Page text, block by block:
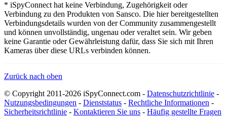
* iSpyConnect hat keine Verbindung, Zugehörigkeit oder
Verbindung zu den Produkten von Sansco. Die hier bereitgestellten
Verbindungsdetails wurden von der Community zusammengestellt
und können unvollständig, ungenau oder veraltet sein. Wir geben
keine Garantie oder Gewährleistung dafür, dass Sie sich mit Ihren
Kameras über diese URLs verbinden können.
Zurück nach oben
© Copyright 2011-2026 iSpyConnect.com - Datenschutzrichtlinie -
Nutzungsbedingungen - Dienststatus - Rechtliche Informationen -
Sicherheitsrichtlinie - Kontaktieren Sie uns - Häufig gestellte Fragen